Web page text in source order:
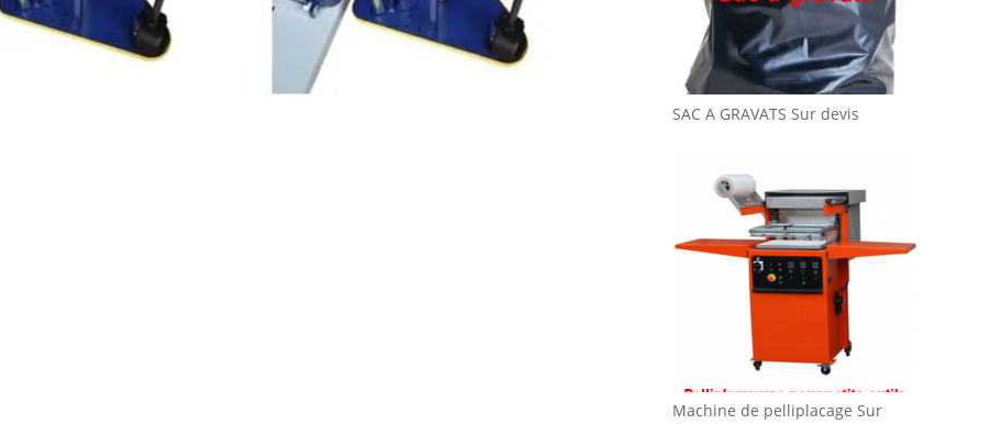
SAC A GRAVATS Sur devis
Machine de pelliplacage Sur